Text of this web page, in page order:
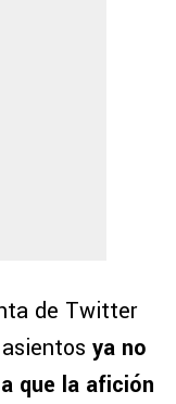
de Twitter
ya no
que la afición